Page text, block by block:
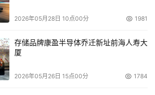
2026年05月28日 10点00分 1981
存储品牌康盈半导体乔迁新址前海人寿大
厦
2026年05月26日 15点00分 1784